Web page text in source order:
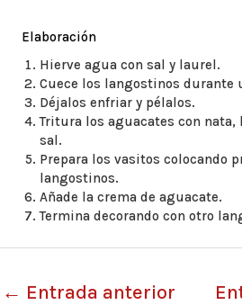
Elaboración
Hierve agua con sal y laurel.
Cuece los langostinos durante
Déjalos enfriar y pélalos.
Tritura los aguacates con nata,
sal.
Prepara los vasitos colocando
langostinos.
Añade la crema de aguacate.
Termina decorando con otro
← Entrada anterior